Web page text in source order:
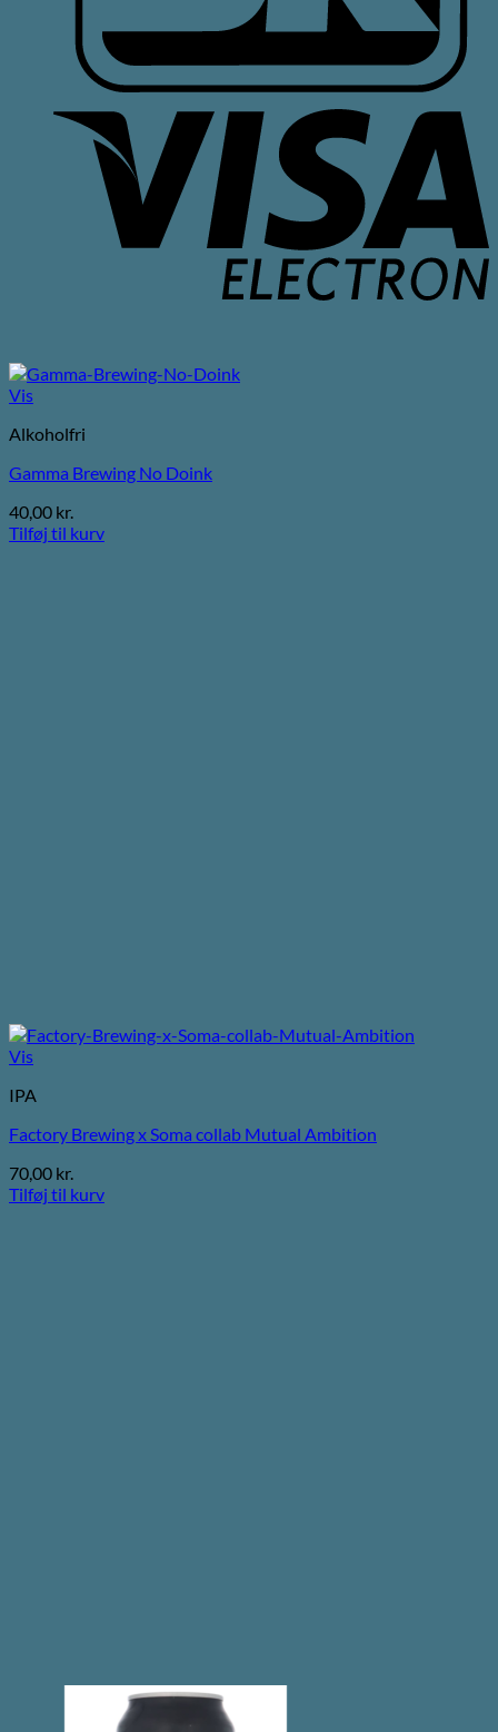
Vis
Alkoholfri
Gamma Brewing No Doink
40,00 kr.
Tilføj til kurv
Vis
IPA
Factory Brewing x Soma collab Mutual Ambition
70,00 kr.
Tilføj til kurv